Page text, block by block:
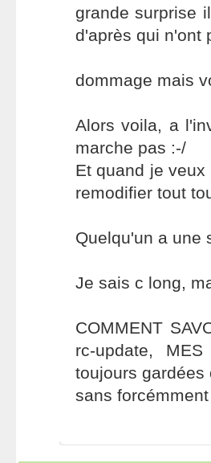
grande surprise
d'après qui n'ont
dommage mais
Alors voila, a
marche pas :-/
Et quand je
remodifier tout
Quelqu'un a une
Je sais c long,
COMMENT
rc-update,
toujours gardées
sans